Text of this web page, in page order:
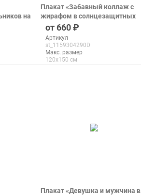
на
Плакат «Забавный коллаж с
жирафом в солнцезащитных
очках, жующим жевательную
резинку, и надписью»
печать на бумаге
660
Артикул
st_1159304290D
Макс. размер
120x150 см
Плакат «Девушка и мужчина в